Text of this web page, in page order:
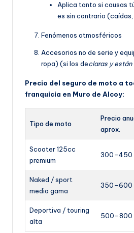
Aplica tanto si causas
es sin contrario
Fenómenos atmosféricos
Accesorios no de serie y
ropa) (si los declaras y
Precio del seguro de moto a
franquicia en Muro de Alcoy:
Tipo de moto
Precio
aprox.
Scooter 125cc
premium
300–450
Naked / sport
media gama
350–600
Deportiva / touring
alta
500–800